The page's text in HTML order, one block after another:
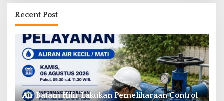
Recent Post
BP Batam Perkuat Penataan Administrasi